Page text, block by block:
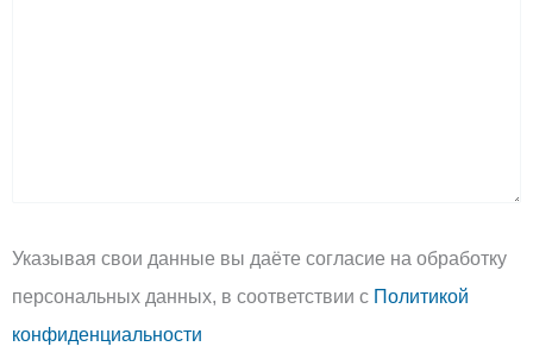
Указывая свои данные вы даёте согласие на обработку
персональных данных, в соответствии с Политикой
конфиденциальности